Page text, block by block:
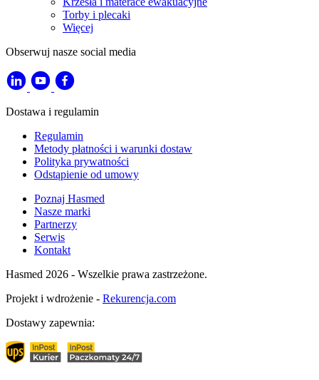
Torby i plecaki
Więcej
Obserwuj nasze social media
Dostawa i regulamin
Regulamin
Metody płatności i warunki dostaw
Polityka prywatności
Odstąpienie od umowy
Poznaj Hasmed
Nasze marki
Partnerzy
Serwis
Kontakt
Hasmed 2026 - Wszelkie prawa zastrzeżone.
Projekt i wdrożenie - Rekurencja.com
Dostawy zapewnia: